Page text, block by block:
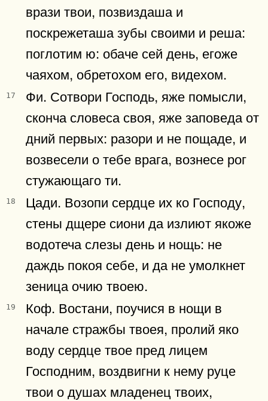
врази твои, позвиздаша и
поскрежеташа зубы своими и реша:
поглотим ю: обаче сей день, егоже
чаяхом, обретохом его, видехом.
17
Фи. Сотвори Господь, яже помысли,
сконча словеса своя, яже заповеда от
дний первых: разори и не пощаде, и
возвесели о тебе врага, вознесе рог
стужающаго ти.
18
Цади. Возопи сердце их ко Господу,
стены дщере сиони да излиют якоже
водотеча слезы день и нощь: не
даждь покоя себе, и да не умолкнет
зеница очию твоею.
19
Коф. Востани, поучися в нощи в
начале стражбы твоея, пролий яко
воду сердце твое пред лицем
Господним, воздвигни к нему руце
твои о душах младенец твоих,